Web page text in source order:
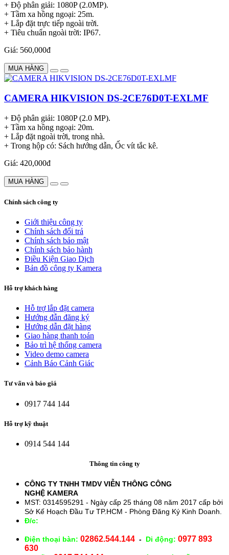
+ Độ phân giải: 1080P (2.0MP).
+ Tầm xa hồng ngoại: 25m.
+ Lắp đặt trực tiếp ngoài trời.
+ Tiêu chuẩn ngoài trời: IP67.
Giá: 560,000đ
MUA HÀNG
CAMERA HIKVISION DS-2CE76D0T-EXLMF
+ Độ phân giải: 1080P (2.0 MP).
+ Tầm xa hồng ngoại: 20m.
+ Lắp đặt ngoài trời, trong nhà.
+ Trong hộp có: Sách hướng dẫn, Ốc vít tắc kê.
Giá: 420,000đ
MUA HÀNG
Chính sách công ty
Giới thiệu công ty
Chính sách đổi trả
Chính sách bảo mật
Chính sách bảo hành
Điều Kiện Giao Dịch
Bản đồ công ty Kamera
Hỗ trợ khách hàng
Hỗ trợ lắp đặt camera
Hướng đẫn đăng ký
Hướng dẫn đặt hàng
Giao hàng thanh toán
Bảo trì hệ thống camera
Video demo camera
Cảnh Báo Cảnh Giác
Tư vấn và báo giá
0917 744 144
Hỗ trợ kỹ thuật
0914 544 144
Thông tin công ty
CÔNG TY TNHH TMDV VIỄN THÔNG CÔNG
NGHỆ KAMERA
MST: 0314595291 - Ngày cấp 25 tháng 08 năm 2017 cấp bởi
Sở Kế Hoạch Đầu Tư TP.HCM - Phòng Đăng Ký Kinh Doanh.
Đ/c:
Điện thoại bàn: 02862.544.144 - Di động: 0977 893
630